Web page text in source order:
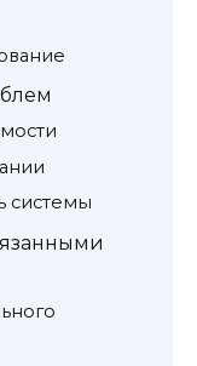
системы